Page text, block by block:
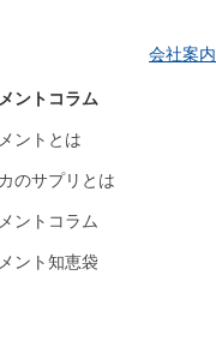
会社案内
ントコラム
ントとは
のサプリとは
ントコラム
ント知恵袋